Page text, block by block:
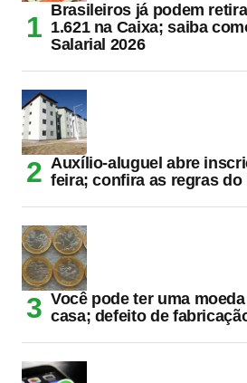
Brasileiros já podem
1.621 na Caixa; saiba
Salarial 2026
Auxílio-aluguel abre
feira; confira as regras do
Você pode ter uma
casa; defeito de